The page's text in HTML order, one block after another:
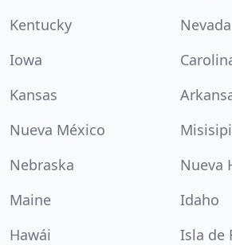
Kentucky
Nevada
Iowa
Kansas
Nueva México
Misisipi
Nebraska
Nueva
Maine
Idaho
Hawái
Isla de